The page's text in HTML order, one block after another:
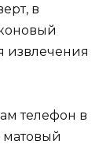
в
извлечения
телефон в